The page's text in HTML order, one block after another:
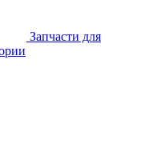
Запчасти для